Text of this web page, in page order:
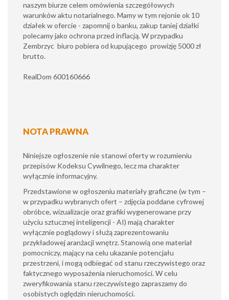
naszym biurze celem omówienia szczegółowych
warunków aktu notarialnego. Mamy w tym rejonie ok 10
działek w ofercie - zapomnij o banku, zakup taniej działki
polecamy jako ochrona przed inflacją. W przypadku
Zembrzyc biuro pobiera od kupującego prowizję 5000 zł
brutto.
RealDom 600160666
NOTA PRAWNA
Niniejsze ogłoszenie nie stanowi oferty w rozumieniu
przepisów Kodeksu Cywilnego, lecz ma charakter
wyłącznie informacyjny.
​Przedstawione w ogłoszeniu materiały graficzne (w tym –
w przypadku wybranych ofert – zdjęcia poddane cyfrowej
obróbce, wizualizacje oraz grafiki wygenerowane przy
użyciu sztucznej inteligencji - AI) mają charakter
wyłącznie poglądowy i służą zaprezentowaniu
przykładowej aranżacji wnętrz. Stanowią one materiał
pomocniczy, mający na celu ukazanie potencjału
przestrzeni, i mogą odbiegać od stanu rzeczywistego oraz
faktycznego wyposażenia nieruchomości. W celu
zweryfikowania stanu rzeczywistego zapraszamy do
osobistych oględzin nieruchomości.